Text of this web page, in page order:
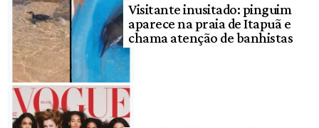
Visitante inusitado: pinguim
aparece na praia de Itapuã e
chama atenção de banhistas